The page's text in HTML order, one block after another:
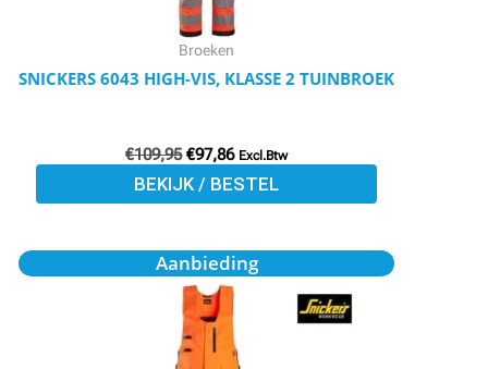
Broeken
SNICKERS 6043 HIGH-VIS, KLASSE 2 TUINBROEK
€109,95 €97,86 Excl.Btw
BEKIJK / BESTEL
gekozen
worden
op
Aanbieding
Oorspronkelijke
prijs
was:
€149,95.
Huidige
prijs
€133,46.
Dit
product
heeft
meerdere